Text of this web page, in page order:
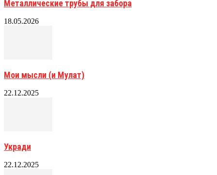
Металлические трубы для забора
18.05.2026
Мои мысли (и Мулат)
22.12.2025
Укради
22.12.2025